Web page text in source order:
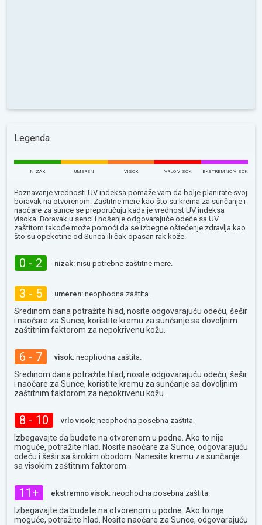
Legenda
NIZAK UMEREN VISOK VRLO VISOK EKSTREMNO VISOK
Poznavanje vrednosti UV indeksa pomaže vam da bolje planirate svoj
boravak na otvorenom. Zaštitne mere kao što su krema za sunčanje i
naočare za sunce se preporučuju kada je vrednost UV indeksa
visoka. Boravak u senci i nošenje odgovarajuće odeće sa UV
zaštitom takođe može pomoći da se izbegne oštećenje zdravlja kao
što su opekotine od Sunca ili čak opasan rak kože.
0 - 2 nizak: nisu potrebne zaštitne mere.
3 - 5 umeren: neophodna zaštita.
Sredinom dana potražite hlad, nosite odgovarajuću odeću, šešir
i naočare za Sunce, koristite kremu za sunčanje sa dovoljnim
zaštitnim faktorom za nepokrivenu kožu.
6 - 7 visok: neophodna zaštita.
Sredinom dana potražite hlad, nosite odgovarajuću odeću, šešir
i naočare za Sunce, koristite kremu za sunčanje sa dovoljnim
zaštitnim faktorom za nepokrivenu kožu.
8 - 10 vrlo visok: neophodna posebna zaštita.
Izbegavajte da budete na otvorenom u podne. Ako to nije
moguće, potražite hlad. Nosite naočare za Sunce, odgovarajuću
odeću i šešir sa širokim obodom. Nanesite kremu za sunčanje
sa visokim zaštitnim faktorom.
11+ ekstremno visok: neophodna posebna zaštita.
Izbegavajte da budete na otvorenom u podne. Ako to nije
moguće, potražite hlad. Nosite naočare za Sunce, odgovarajuću